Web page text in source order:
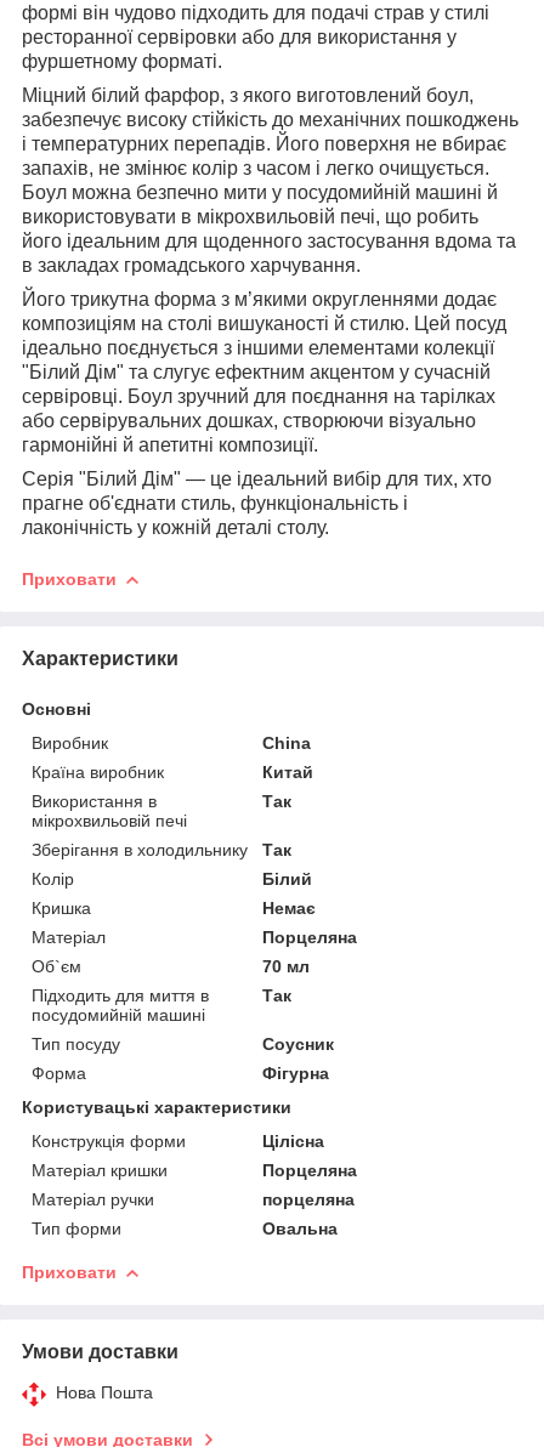
формі він чудово підходить для подачі страв у стилі
ресторанної сервіровки або для використання у
фуршетному форматі.
Міцний білий фарфор, з якого виготовлений боул,
забезпечує високу стійкість до механічних пошкоджень
і температурних перепадів. Його поверхня не вбирає
запахів, не змінює колір з часом і легко очищується.
Боул можна безпечно мити у посудомийній машині й
використовувати в мікрохвильовій печі, що робить
його ідеальним для щоденного застосування вдома та
в закладах громадського харчування.
Його трикутна форма з м’якими округленнями додає
композиціям на столі вишуканості й стилю. Цей посуд
ідеально поєднується з іншими елементами колекції
"Білий Дім" та слугує ефектним акцентом у сучасній
сервіровці. Боул зручний для поєднання на тарілках
або сервірувальних дошках, створюючи візуально
гармонійні й апетитні композиції.
Серія "Білий Дім" — це ідеальний вибір для тих, хто
прагне об'єднати стиль, функціональність і
лаконічність у кожній деталі столу.
Приховати
Характеристики
Основні
Виробник
China
Країна виробник
Китай
Використання в
мікрохвильовій печі
Так
Зберігання в холодильнику
Так
Колір
Білий
Кришка
Немає
Матеріал
Порцеляна
Об`єм
70 мл
Підходить для миття в
посудомийній машині
Так
Тип посуду
Соусник
Форма
Фігурна
Користувацькі характеристики
Конструкція форми
Цілісна
Матеріал кришки
Порцеляна
Матеріал ручки
порцеляна
Тип форми
Овальна
Приховати
Умови доставки
Нова Пошта
Всі умови доставки